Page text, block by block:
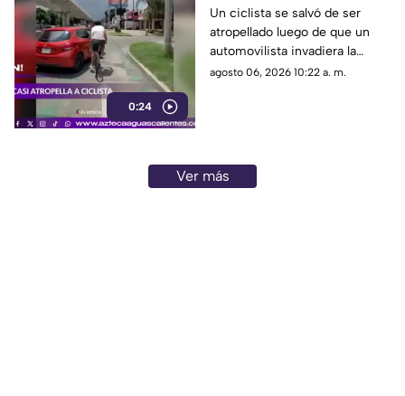
0:24
invadir el carril de la
ciclovía en Guadalajara
Un ciclista se salvó de ser
atropellado luego de que un
automovilista invadiera la
ciclovía al girar a la derecha sin
agosto 06, 2026 10:22 a. m.
Ver más